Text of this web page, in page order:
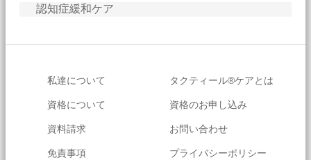
認知症緩和ケア
私達について タクティール®ケアとは
資格について 資格のお申し込み
資料請求 お問い合わせ
免責事項 プライバシーポリシー